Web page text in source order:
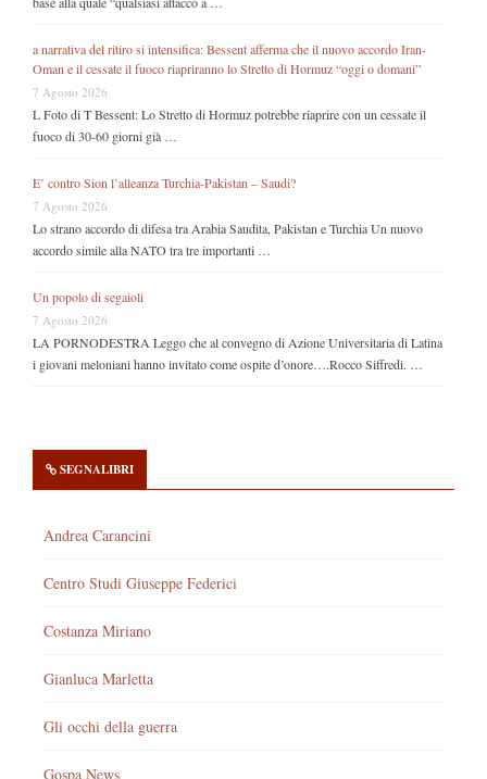
a narrativa del ritiro si intensifica: Bessent afferma che il nuovo accordo Iran-
Oman e il cessate il fuoco riapriranno lo Stretto di Hormuz “oggi o domani”
7 Agosto 2026
L Foto di T Bessent: Lo Stretto di Hormuz potrebbe riaprire con un cessate il
fuoco di 30-60 giorni già …
E’ contro Sion l’alleanza Turchia-Pakistan – Saudi?
7 Agosto 2026
Lo strano accordo di difesa tra Arabia Saudita, Pakistan e Turchia Un nuovo
accordo simile alla NATO tra tre importanti …
Un popolo di segaioli
7 Agosto 2026
LA PORNODESTRA Leggo che al convegno di Azione Universitaria di Latina
i giovani meloniani hanno invitato come ospite d’onore….Rocco Siffredi. …
SEGNALIBRI
Andrea Carancini
Centro Studi Giuseppe Federici
Costanza Miriano
Gianluca Marletta
Gli occhi della guerra
Gospa News